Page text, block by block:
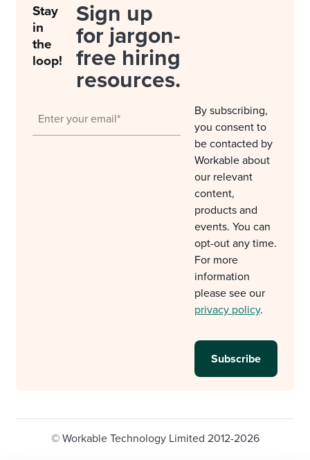
Stay
in
the
loop!
Sign up
for jargon-
free hiring
resources.
By subscribing,
you consent to
be contacted by
Workable about
our relevant
content,
products and
events. You can
opt-out any time.
For more
information
please see our
privacy policy.
© Workable Technology Limited 2012-2026